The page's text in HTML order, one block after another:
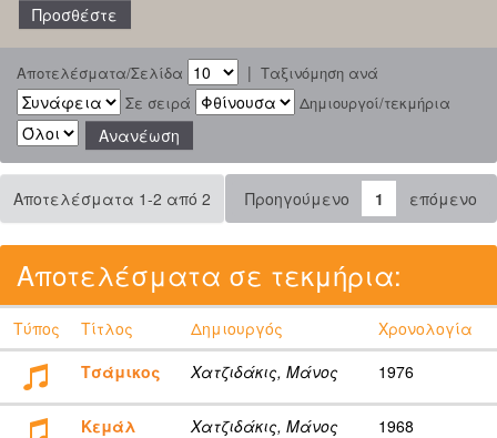
Αποτελέσματα/Σελίδα | Ταξινόμηση ανά
Σε σειρά
Δημιουργοί/τεκμήρια
Αποτελέσματα 1-2 από 2 Προηγούμενο 1 επόμενο
Αποτελέσματα σε τεκμήρια:
Τύπος Τίτλος Δημιουργός
Χρονολογία
Τσάμικος
Χατζιδάκις, Μάνος 1976
Κεμάλ Χατζιδάκις, Μάνος 1968